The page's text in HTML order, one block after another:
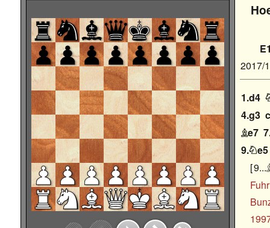
2017/
1.d4
4.g3
e7
9.e5
9...